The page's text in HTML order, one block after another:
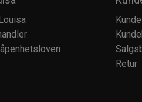
Retur